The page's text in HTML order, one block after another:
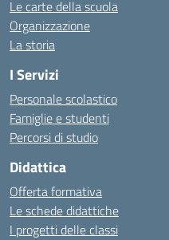
Le carte della scuola
Organizzazione
La storia
I Servizi
Personale scolastico
Famiglie e studenti
Percorsi di studio
Didattica
Offerta formativa
Le schede didattiche
I progetti delle classi